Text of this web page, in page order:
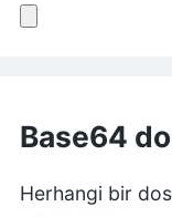
Base64
Herhangi bir